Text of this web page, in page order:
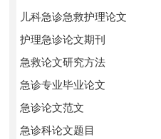
儿科急诊急救护理论文
护理急诊论文期刊
急救论文研究方法
急诊专业毕业论文
急诊论文范文
急诊科论文题目